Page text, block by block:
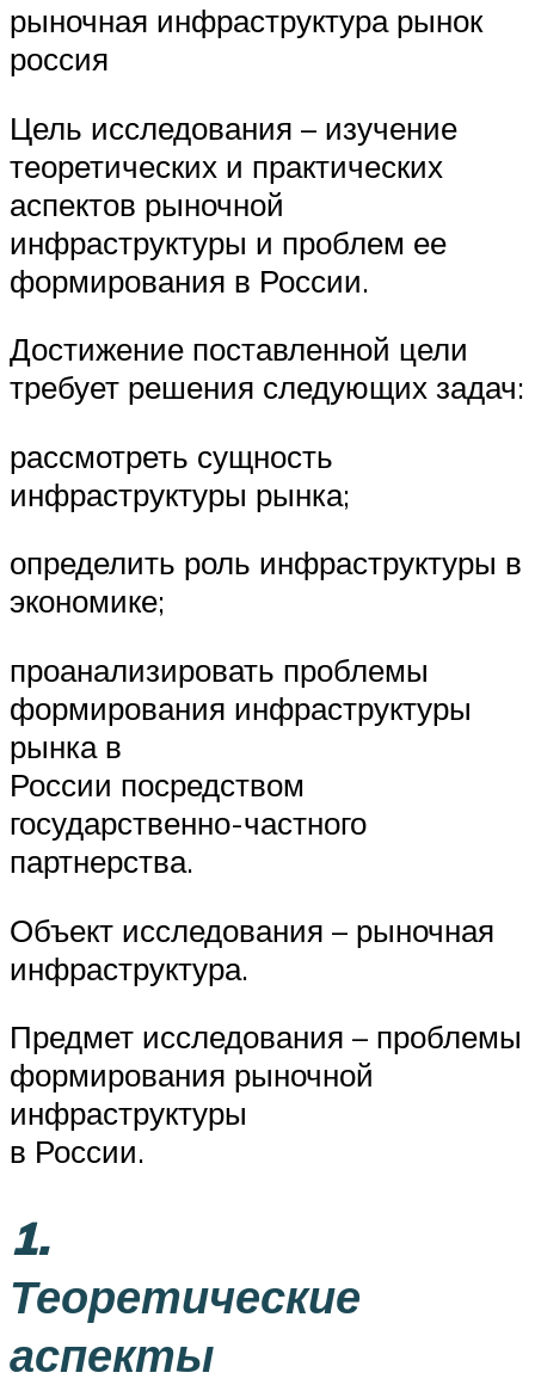
рыночная инфраструктура рынок
россия
Цель исследования – изучение
теоретических и практических
аспектов рыночной
инфраструктуры и проблем ее
формирования в России.
Достижение поставленной цели
требует решения следующих задач:
рассмотреть сущность
инфраструктуры рынка;
определить роль инфраструктуры в
экономике;
проанализировать проблемы
формирования инфраструктуры
рынка в
России посредством
государственно-частного
партнерства.
Объект исследования – рыночная
инфраструктура.
Предмет исследования – проблемы
формирования рыночной
инфраструктуры
в России.
1.
Теоретические
аспекты